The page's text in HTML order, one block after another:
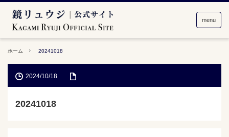
menu
ホーム 20241018
2024/10/18
20241018